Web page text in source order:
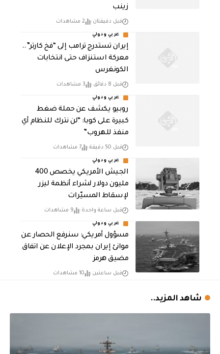
زينب
قبل دقيقتان 2 مشاهدات
عربي ودولي
إيران تستدرج ترامب إلى “فخ كارتر”..
معركة استنزاف حتى انتخابات
الكونغرس
قبل 8 دقائق 3 مشاهدات
عربي ودولي
روبيو يكشف عن حملة ضغط
كبيرة على كوبا: “لن نترك للنظام أي
منفذ للهروب”
قبل 50 دقيقة 7 مشاهدات
عربي ودولي
الجيش الأمريكي يخصص 400
مليون دولار لشراء أنظمة ليزر
لإسقاط المسيّرات
قبل ساعة واحدة 9 مشاهدات
عربي ودولي
مسؤول أمريكي: سنرفع الحصار عن
موانئ إيران بمجرد الإعلان عن اتفاق
مضيق هرمز
قبل ساعتين 10 مشاهدات
شاهد المزيد..